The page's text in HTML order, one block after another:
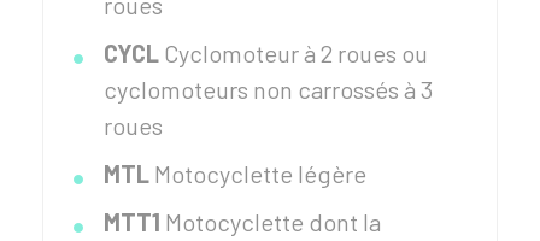
CYCL Cyclomoteur à 2 roues ou
cyclomoteurs non carrossés à 3
roues
MTL Motocyclette légère
MTT1 Motocyclette dont la